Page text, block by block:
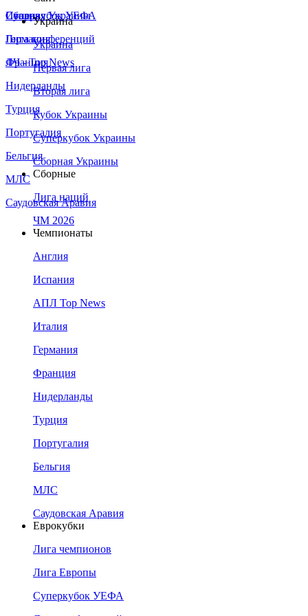
Сборная Украины
Италия
Германия
Франция
Нидерланды
Турция
Португалия
Бельгия
МЛС
Саудовская Аравия
Суперкубок УЕФА
Лига конференций
ЛЧ - Top News
Украина
Украина
Первая лига
Вторая лига
Кубок Украины
Суперкубок Украины
Сборная Украины
Сборные
Лига наций
ЧМ 2026
Чемпионаты
Англия
Испания
АПЛ Top News
Италия
Германия
Франция
Нидерланды
Турция
Португалия
Бельгия
МЛС
Саудовская Аравия
Еврокубки
Лига чемпионов
Лига Европы
Суперкубок УЕФА